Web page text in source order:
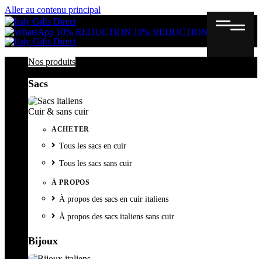
Aller au contenu principal
10% REDUCTION 10% REDUCTION
Nos produits
Sacs
Cuir & sans cuir
ACHETER
Tous les sacs en cuir
Tous les sacs sans cuir
À PROPOS
À propos des sacs en cuir italiens
À propos des sacs italiens sans cuir
Bijoux